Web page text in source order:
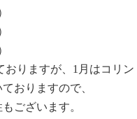
おりますが、1月はコリン
おりますので、
ございます。